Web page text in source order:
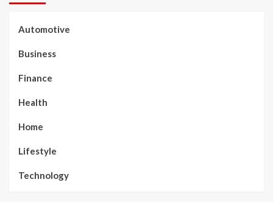
Automotive
Business
Finance
Health
Home
Lifestyle
Technology